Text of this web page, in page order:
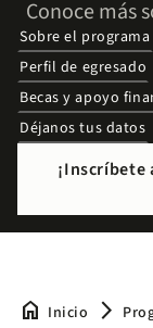
Conoce más
Sobre el programa
Perfil de egresado
Becas y apoyo
Déjanos tus datos
¡Inscríbete
home Inicio arrow_forward_ios